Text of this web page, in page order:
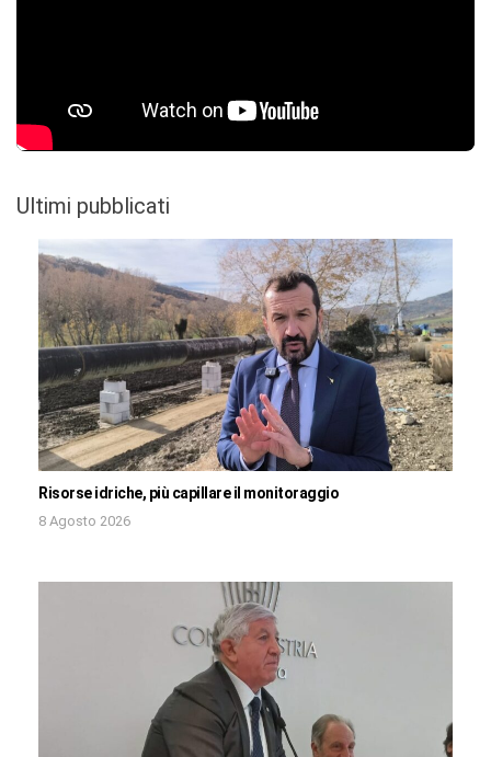
Ultimi pubblicati
Risorse idriche, più capillare il monitoraggio
8 Agosto 2026